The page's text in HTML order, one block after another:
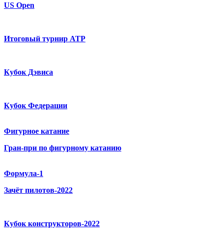
US Open
Итоговый турнир ATP
Кубок Дэвиса
Кубок Федерации
Фигурное катание
Гран-при по фигурному катанию
Формула-1
Зачёт пилотов-2022
Кубок конструкторов-2022